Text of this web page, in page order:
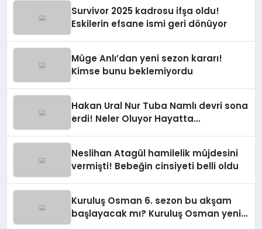
Survivor 2025 kadrosu ifşa oldu!
Eskilerin efsane ismi geri dönüyor
Müge Anlı’dan yeni sezon kararı!
Kimse bunu beklemiyordu
Hakan Ural Nur Tuba Namlı devri sona
erdi! Neler Oluyor Hayatta
Neslihan Atagül hamilelik müjdesini
vermişti! Bebeğin cinsiyeti belli oldu
Kuruluş Osman 6. sezon bu akşam
başlayacak mı? Kuruluş Osman yeni